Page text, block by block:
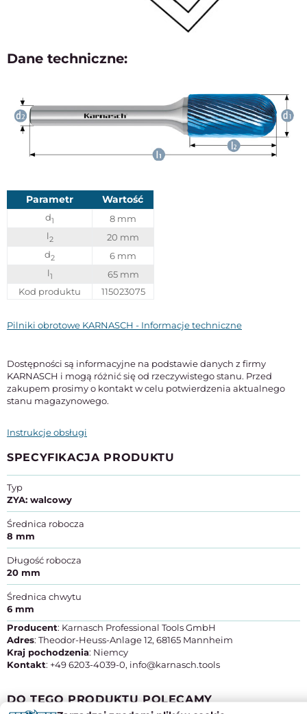
Dane techniczne:
Parametr Wartość
d1
8 mm
l2
20 mm
d2
6 mm
l1
65 mm
Kod produktu
115023075
Pilniki obrotowe KARNASCH - Informacje techniczne
Dostępności są informacyjne na podstawie danych z firmy
KARNASCH i mogą różnić się od rzeczywistego stanu. Przed
zakupem prosimy o kontakt w celu potwierdzenia aktualnego
stanu magazynowego.
Instrukcje obsługi
SPECYFIKACJA PRODUKTU
Typ
ZYA: walcowy
Średnica robocza
8 mm
Długość robocza
20 mm
Średnica chwytu
6 mm
Producent: Karnasch Professional Tools GmbH
Adres: Theodor-Heuss-Anlage 12, 68165 Mannheim
Kraj pochodzenia: Niemcy
Kontakt: +49 6203-4039-0, info@karnasch.tools
DO TEGO PRODUKTU POLECAMY